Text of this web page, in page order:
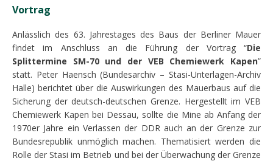
Vortrag
Anlässlich des 63. Jahrestages des Baus der Berliner Mauer
findet im Anschluss an die Führung der Vortrag “Die
Splittermine SM-70 und der VEB Chemiewerk Kapen”
statt. Peter Haensch (Bundesarchiv – Stasi-Unterlagen-Archiv
Halle) berichtet über die Auswirkungen des Mauerbaus auf die
Sicherung der deutsch-deutschen Grenze. Hergestellt im VEB
Chemiewerk Kapen bei Dessau, sollte die Mine ab Anfang der
1970er Jahre ein Verlassen der DDR auch an der Grenze zur
Bundesrepublik unmöglich machen. Thematisiert werden die
Rolle der Stasi im Betrieb und bei der Überwachung der Grenze